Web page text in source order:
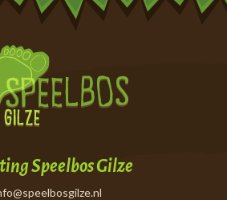
Speelbos Gilze